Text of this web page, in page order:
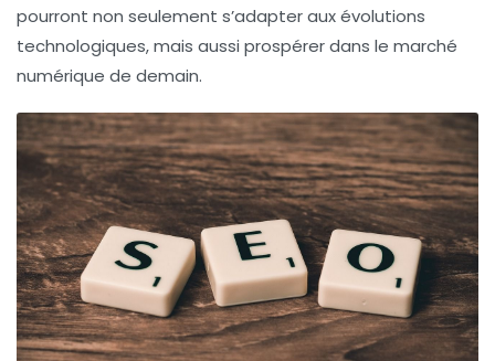
pourront non seulement s’adapter aux évolutions
technologiques, mais aussi prospérer dans le marché
numérique de demain.